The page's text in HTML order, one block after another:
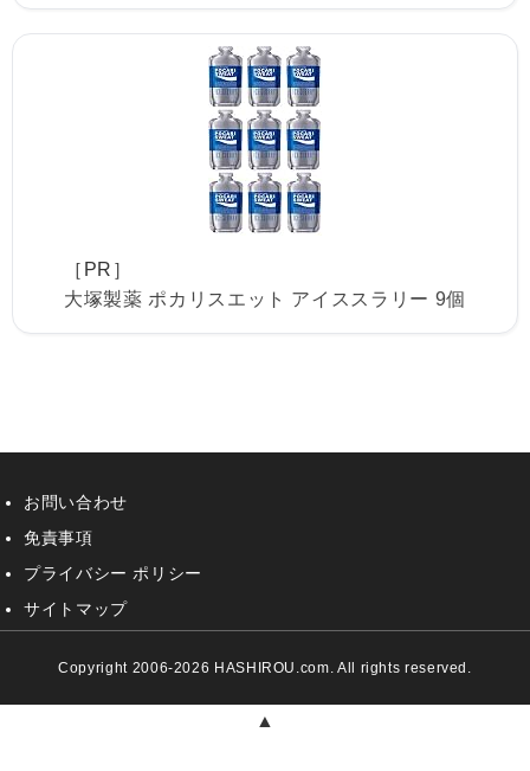
［PR］
大塚製薬 ポカリスエット アイススラリー 9個
お問い合わせ
免責事項
プライバシー ポリシー
サイトマップ
Copyright 2006-2026 HASHIROU.com. All rights reserved.
▲